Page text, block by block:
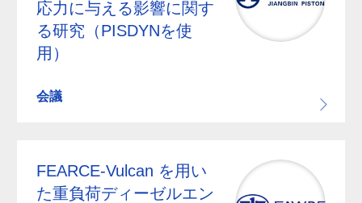
応力に与える影響に関す
る研究（PISDYNを使
用）
会議
FEARCE-Vulcan を用い
た重負荷ディーゼルエン